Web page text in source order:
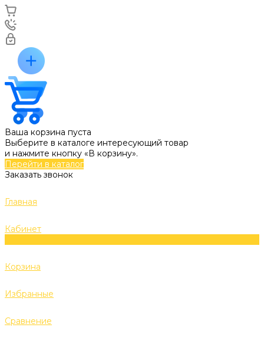
Ваша корзина пуста
Выберите в каталоге интересующий товар
и нажмите кнопку «В корзину».
Перейти в каталог
Заказать звонок
Главная
Кабинет
Корзина
Избранные
Сравнение